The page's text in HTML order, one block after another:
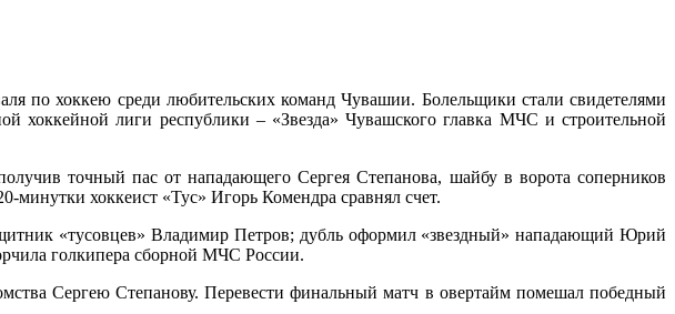
по хоккею среди любительских команд Чувашии. Болельщики стали свидетелями
хоккейной лиги республики – «Звезда» Чувашского главка МЧС и строительной
точный пас от нападающего Сергея Степанова, шайбу в ворота соперников
минутки хоккеист «Тус» Игорь Комендра сравнял счет.
«тусовцев» Владимир Петров; дубль оформил «звездный» нападающий Юрий
голкипера сборной МЧС России.
Сергею Степанову. Перевести финальный матч в овертайм помешал победный